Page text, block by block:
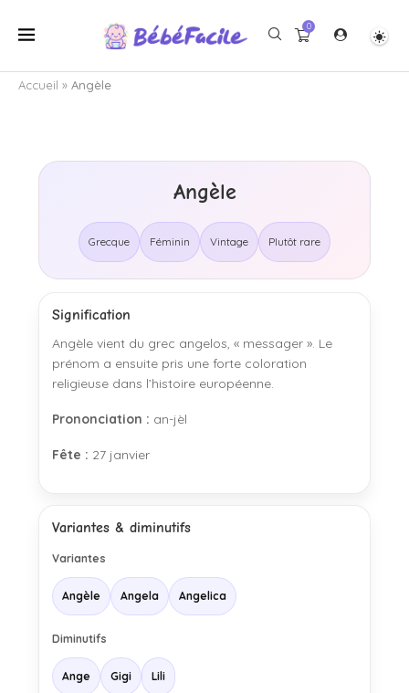
0
Accueil » Angèle
Angèle
Grecque Féminin Vintage Plutôt rare
Signification
Angèle vient du grec angelos, « messager ». Le
prénom a ensuite pris une forte coloration
religieuse dans l’histoire européenne.
Prononciation : an-jèl
Fête : 27 janvier
Variantes & diminutifs
Variantes
Angèle Angela Angelica
Diminutifs
Ange Gigi Lili